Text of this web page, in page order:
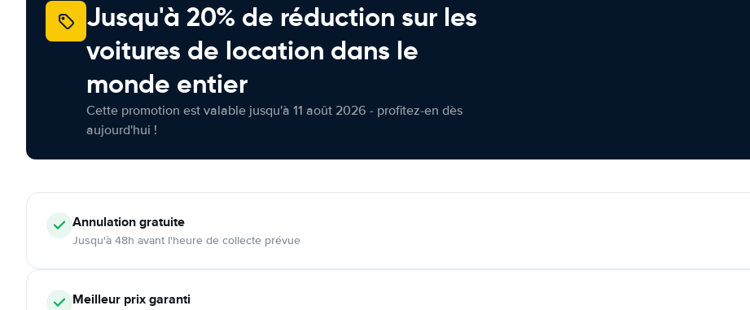
Jusqu'à 20% de réduction sur les
voitures de location dans le
monde entier
Cette promotion est valable jusqu'à 11 août 2026 - profitez-en dès
aujourd'hui !
Annulationgratuite
Jusqu'à 48h avant l'heure de collecte prévue
Meilleur prix garanti